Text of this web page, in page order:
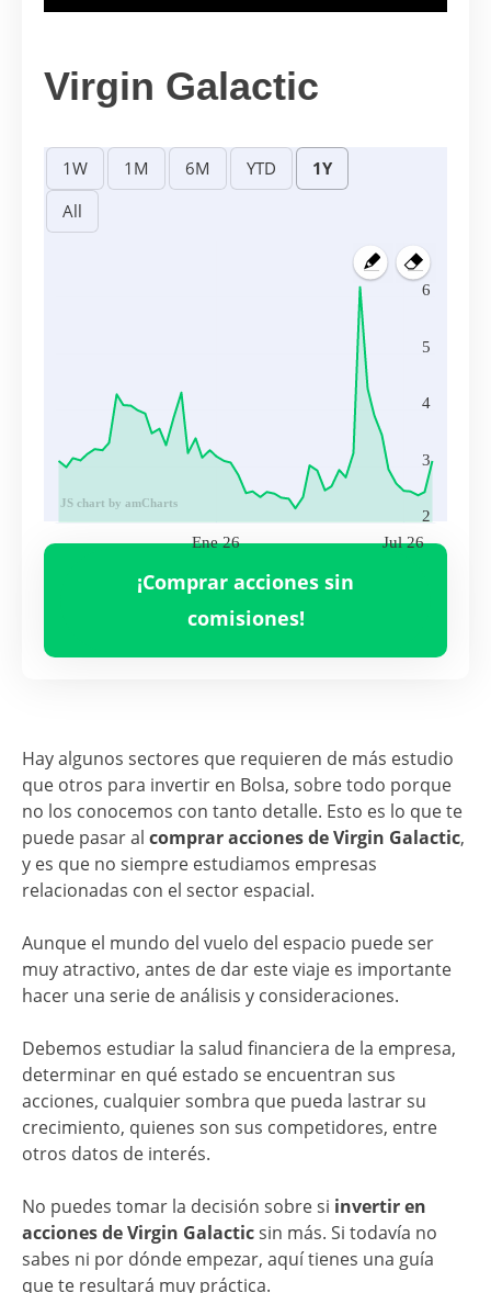
Virgin Galactic
Ene 26 Jul 26
2
3
4
5
6
JS chart by amCharts
43,473,100.00
¡Comprar acciones sin
comisiones!
Hay algunos sectores que requieren de más estudio
que otros para invertir en Bolsa, sobre todo porque
no los conocemos con tanto detalle. Esto es lo que te
puede pasar al comprar acciones de Virgin Galactic,
y es que no siempre estudiamos empresas
relacionadas con el sector espacial.
Aunque el mundo del vuelo del espacio puede ser
muy atractivo, antes de dar este viaje es importante
hacer una serie de análisis y consideraciones.
Debemos estudiar la salud financiera de la empresa,
determinar en qué estado se encuentran sus
acciones, cualquier sombra que pueda lastrar su
crecimiento, quienes son sus competidores, entre
otros datos de interés.
No puedes tomar la decisión sobre si invertir en
acciones de Virgin Galacticsin más. Si todavía no
sabes ni por dónde empezar, aquí tienes una guía
que te resultará muy práctica.